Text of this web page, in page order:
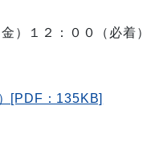
１２：００（必着）
[PDF：135KB]